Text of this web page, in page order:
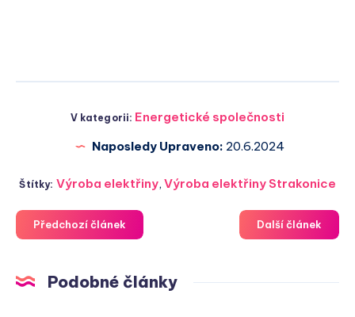
V kategorii: Energetické společnosti
Naposledy Upraveno: 20.6.2024
Štítky: Výroba elektřiny, Výroba elektřiny Strakonice
Předchozí článek Další článek
Podobné články